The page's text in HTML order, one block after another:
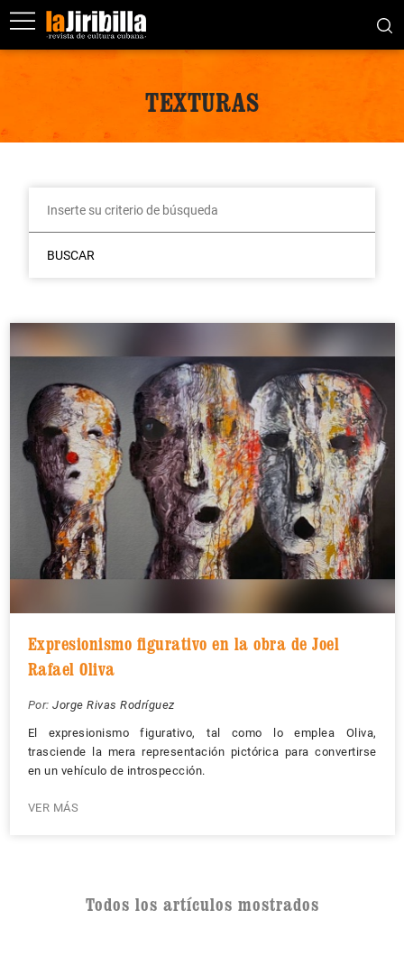
TEXTURAS
BUSCAR
Expresionismo figurativo en la obra de Joel
Rafael Oliva
Por: Jorge Rivas Rodríguez
El expresionismo figurativo, tal como lo emplea Oliva,
trasciende la mera representación pictórica para convertirse
en un vehículo de introspección.
VER MÁS
Todos los artículos mostrados